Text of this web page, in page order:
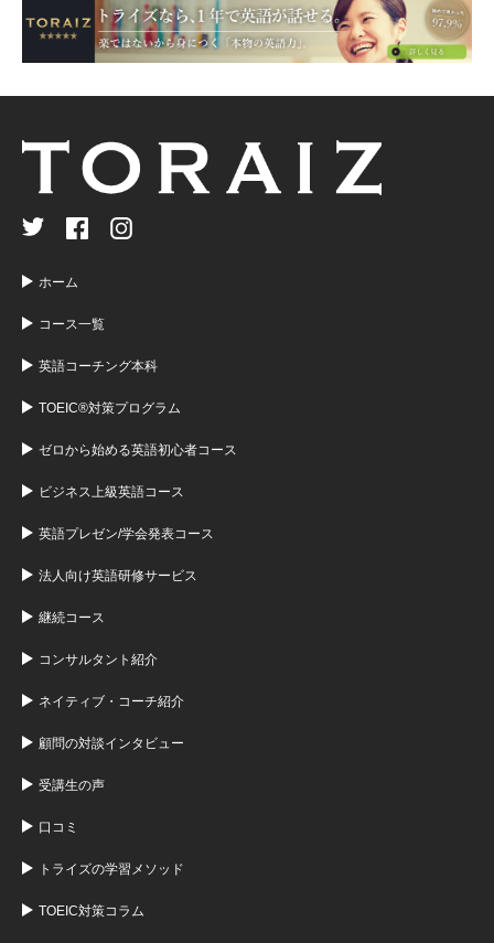
ホーム
コース一覧
英語コーチング本科
TOEIC®対策プログラム
ゼロから始める英語初心者コース
ビジネス上級英語コース
英語プレゼン/学会発表コース
法人向け英語研修サービス
継続コース
コンサルタント紹介
ネイティブ・コーチ紹介
顧問の対談インタビュー
受講生の声
口コミ
トライズの学習メソッド
TOEIC対策コラム